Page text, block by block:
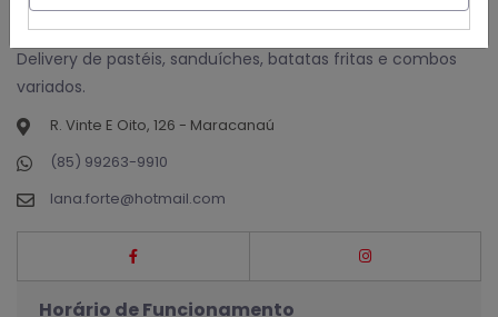
Delivery de pastéis, sanduíches, batatas fritas e combos
variados.
R. Vinte E Oito, 126 - Maracanaú
(85) 99263-9910
lana.forte@hotmail.com
Horário de Funcionamento